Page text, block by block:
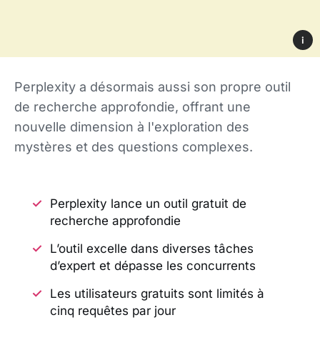
i
Perplexity a désormais aussi son propre outil
de recherche approfondie, offrant une
nouvelle dimension à l'exploration des
mystères et des questions complexes.
Perplexity lance un outil gratuit de
recherche approfondie
L’outil excelle dans diverses tâches
d’expert et dépasse les concurrents
Les utilisateurs gratuits sont limités à
cinq requêtes par jour